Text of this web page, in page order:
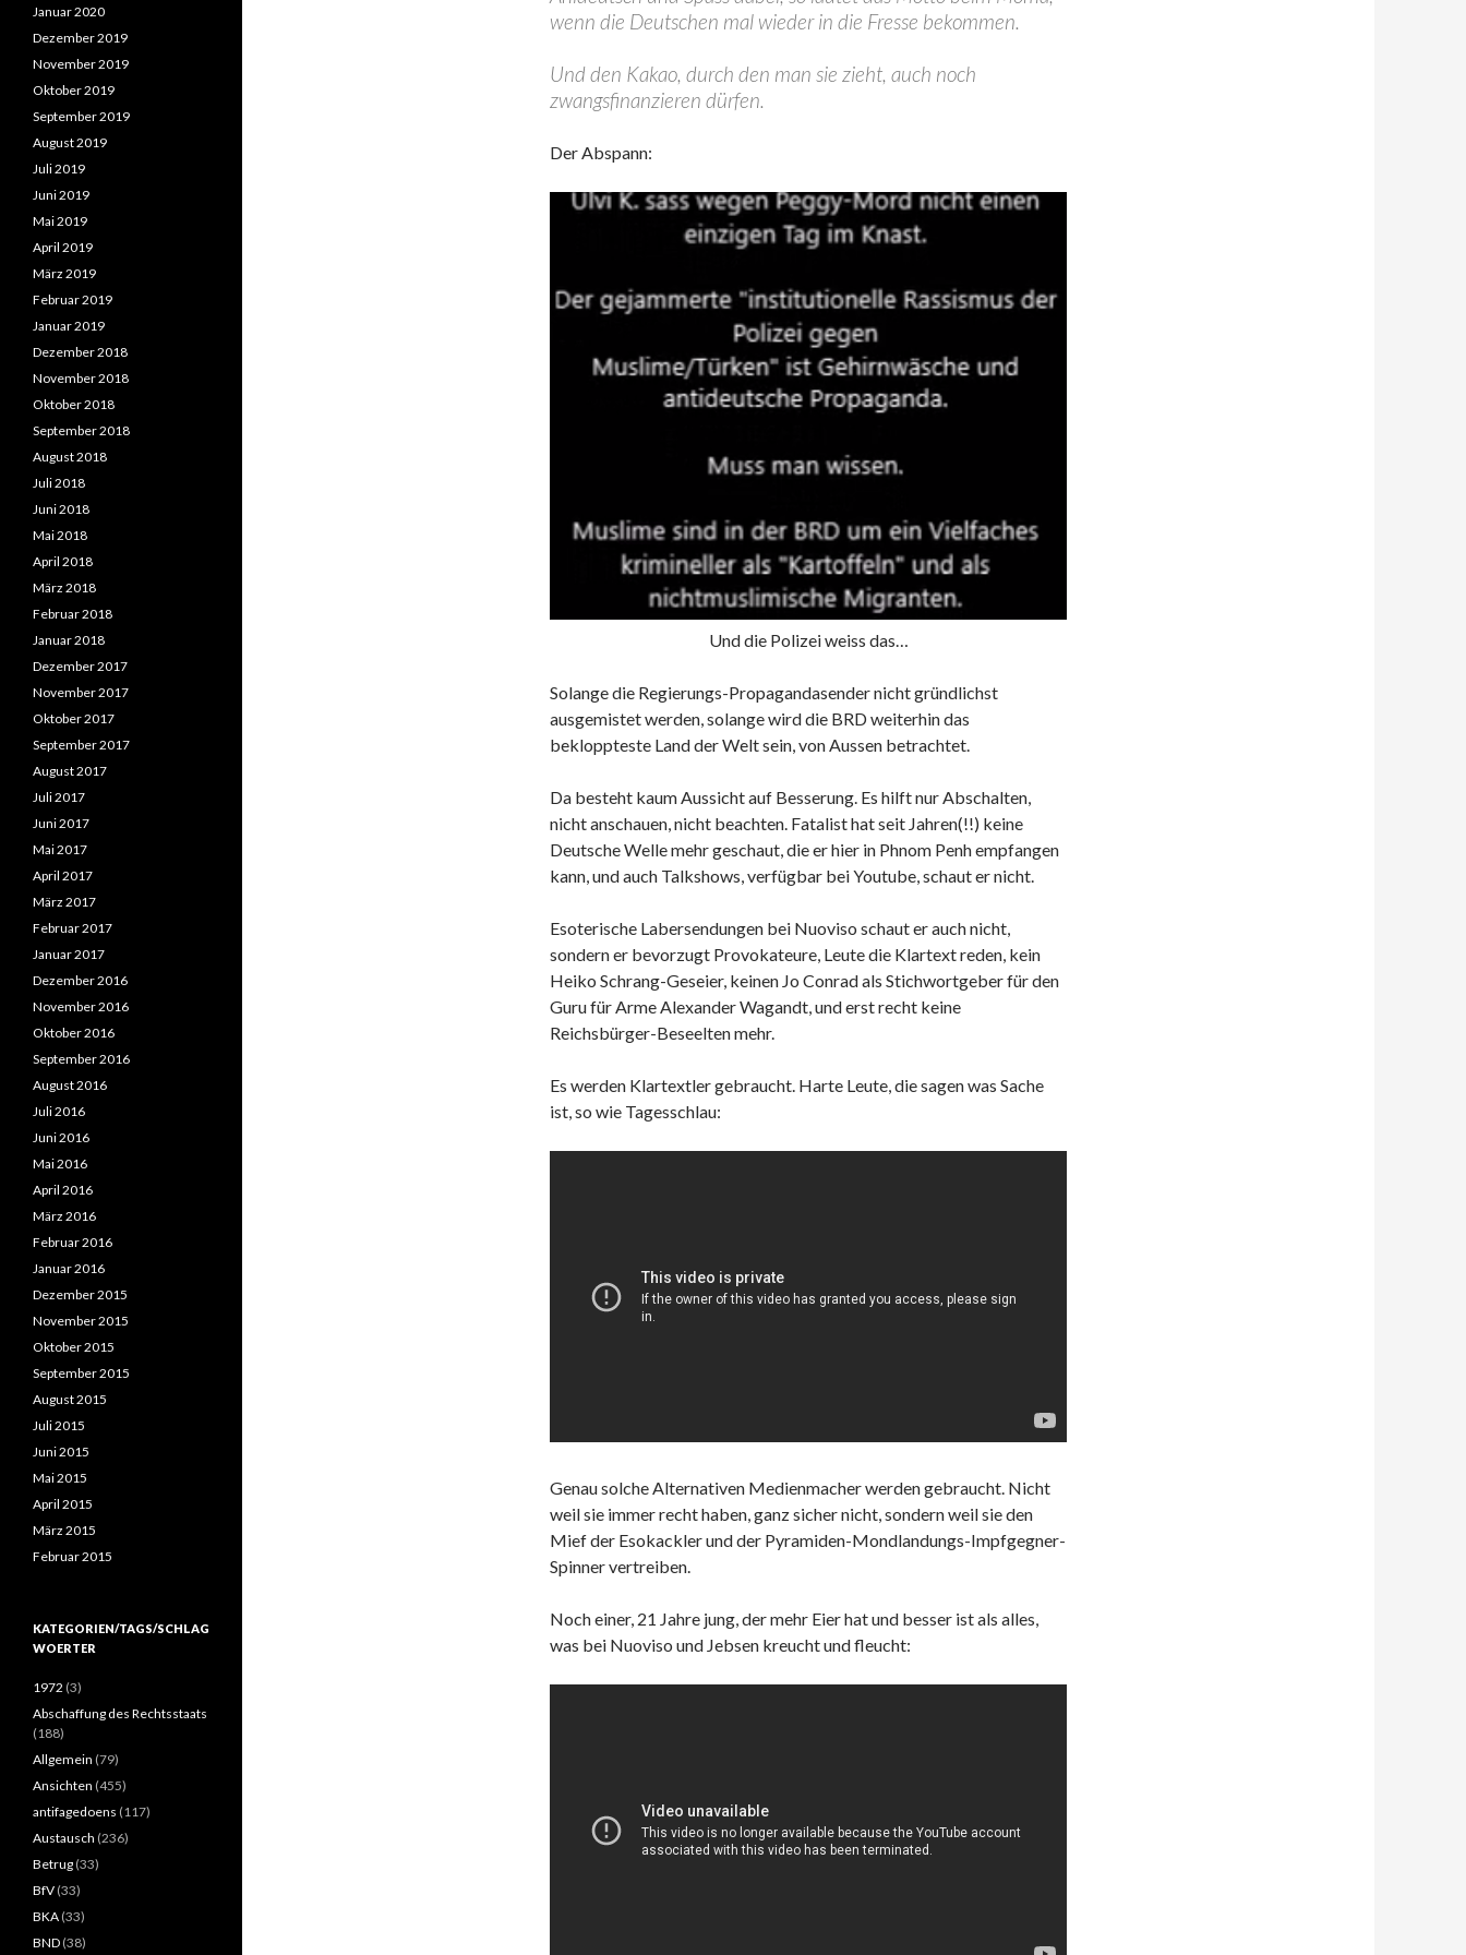
wenn die Deutschen mal wieder in die Fresse bekommen.
Und den Kakao, durch den man sie zieht, auch noch
zwangsfinanzieren dürfen.
Der Abspann:
Und die Polizei weiss das…
Solange die Regierungs-Propagandasender nicht gründlichst
ausgemistet werden, solange wird die BRD weiterhin das
bekloppteste Land der Welt sein, von Aussen betrachtet.
Da besteht kaum Aussicht auf Besserung. Es hilft nur Abschalten,
nicht anschauen, nicht beachten. Fatalist hat seit Jahren(!!) keine
Deutsche Welle mehr geschaut, die er hier in Phnom Penh empfangen
kann, und auch Talkshows, verfügbar bei Youtube, schaut er nicht.
Esoterische Labersendungen bei Nuoviso schaut er auch nicht,
sondern er bevorzugt Provokateure, Leute die Klartext reden, kein
Heiko Schrang-Geseier, keinen Jo Conrad als Stichwortgeber für den
Guru für Arme Alexander Wagandt, und erst recht keine
Reichsbürger-Beseelten mehr.
Es werden Klartextler gebraucht. Harte Leute, die sagen was Sache
ist, so wie Tagesschlau:
Genau solche Alternativen Medienmacher werden gebraucht. Nicht
weil sie immer recht haben, ganz sicher nicht, sondern weil sie den
Mief der Esokackler und der Pyramiden-Mondlandungs-Impfgegner-
Spinner vertreiben.
Noch einer, 21 Jahre jung, der mehr Eier hat und besser ist als alles,
was bei Nuoviso und Jebsen kreucht und fleucht:
Januar 2020
Dezember 2019
November 2019
Oktober 2019
September 2019
August 2019
Juli 2019
Juni 2019
Mai 2019
April 2019
März 2019
Februar 2019
Januar 2019
Dezember 2018
November 2018
Oktober 2018
September 2018
August 2018
Juli 2018
Juni 2018
Mai 2018
April 2018
März 2018
Februar 2018
Januar 2018
Dezember 2017
November 2017
Oktober 2017
September 2017
August 2017
Juli 2017
Juni 2017
Mai 2017
April 2017
März 2017
Februar 2017
Januar 2017
Dezember 2016
November 2016
Oktober 2016
September 2016
August 2016
Juli 2016
Juni 2016
Mai 2016
April 2016
März 2016
Februar 2016
Januar 2016
Dezember 2015
November 2015
Oktober 2015
September 2015
August 2015
Juli 2015
Juni 2015
Mai 2015
April 2015
März 2015
Februar 2015
KATEGORIEN/TAGS/SCHLAG
WOERTER
1972 (3)
Abschaffung des Rechtsstaats
(188)
Allgemein (79)
Ansichten (455)
antifagedoens (117)
Austausch (236)
Betrug (33)
BfV (33)
BKA (33)
BND (38)